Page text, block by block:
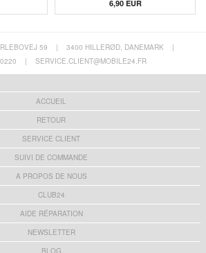
6,90 EUR
59 | 3400 HILLERØD, DANEMARK
|
| SERVICE.CLIENT@MOBILE24.FR
ACCUEIL
RETOUR
SERVICE CLIENT
SUIVI DE COMMANDE
A PROPOS DE NOUS
CLUB24
AIDE RÉPARATION
NEWSLETTER
BLOG